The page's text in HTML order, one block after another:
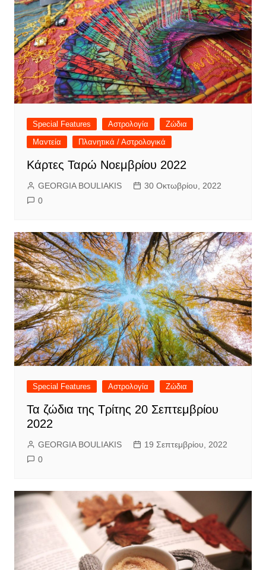
Special Features Αστρολογία
Ζώδια
Μαντεία
Πλανητικά / Αστρολογικά
Κάρτες Ταρώ Νοεμβρίου 2022
GEORGIA BOULIAKIS
30 Οκτωβρίου, 2022
0
Special Features Αστρολογία Ζώδια
Τα ζώδια της Τρίτης 20 Σεπτεμβρίου
2022
GEORGIA BOULIAKIS
19 Σεπτεμβρίου, 2022
0